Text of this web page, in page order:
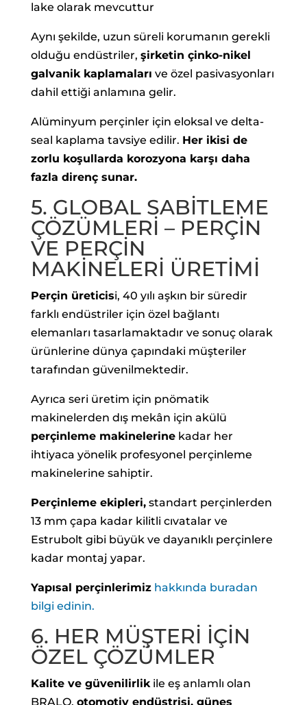
lake olarak mevcuttur
Aynı şekilde, uzun süreli korumanın gerekli
olduğu endüstriler, şirketin çinko-nikel
galvanik kaplamaları ve özel pasivasyonları
dahil ettiği anlamına gelir.
Alüminyum perçinler için eloksal ve delta-
seal kaplama tavsiye edilir. Her ikisi de
zorlu koşullarda korozyona karşı daha
fazla direnç sunar.
5. GLOBAL SABİTLEME
ÇÖZÜMLERİ – PERÇİN
VE PERÇİN
MAKİNELERİ ÜRETİMİ
Perçin üreticisi, 40 yılı aşkın bir süredir
farklı endüstriler için özel bağlantı
elemanları tasarlamaktadır ve sonuç olarak
ürünlerine dünya çapındaki müşteriler
tarafından güvenilmektedir.
Ayrıca seri üretim için pnömatik
makinelerden dış mekân için akülü
perçinleme makinelerinekadar her
ihtiyaca yönelik profesyonel perçinleme
makinelerine sahiptir.
Perçinleme ekipleri,standart perçinlerden
13 mm çapa kadar kilitli cıvatalar ve
Estrubolt gibi büyük ve dayanıklı perçinlere
kadar montaj yapar.
Yapısal perçinlerimiz hakkında buradan
bilgi edinin.
6. HER MÜŞTERİ İÇİN
ÖZEL ÇÖZÜMLER
Kalite ve güvenilirlikile eş anlamlı olan
BRALO, otomotiv endüstrisi, güneş